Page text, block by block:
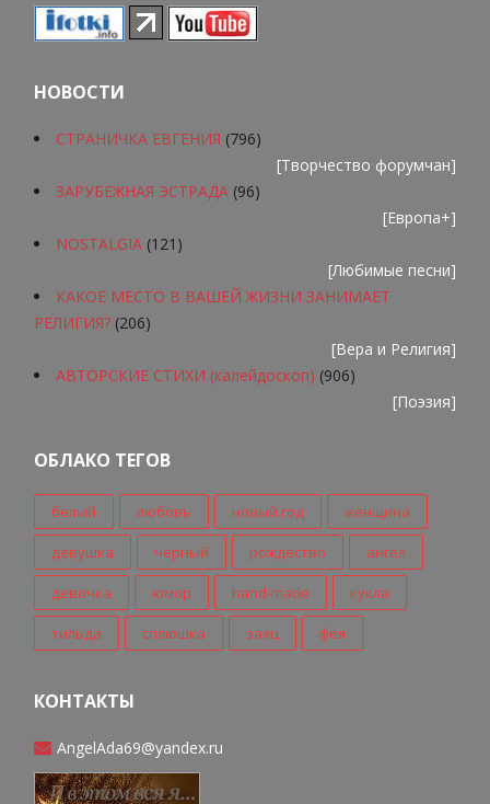
НОВОСТИ
СТРАНИЧКА ЕВГЕНИЯ (796)
[Творчество форумчан]
ЗАРУБЕЖНАЯ ЭСТРАДА (96)
[Европа+]
NOSTALGIA (121)
[Любимые песни]
КАКОЕ МЕСТО В ВАШЕЙ ЖИЗНИ ЗАНИМАЕТ
РЕЛИГИЯ? (206)
[Вера и Религия]
АВТОРСКИЕ СТИХИ (калейдоскоп) (906)
[Поэзия]
ОБЛАКО ТЕГОВ
белый любовь новый год женщина
девушка черный рождество ангел
девочка юмор hand-made кукла
тильда сплюшка заяц фея
КОНТАКТЫ
AngelAda69@yandex.ru